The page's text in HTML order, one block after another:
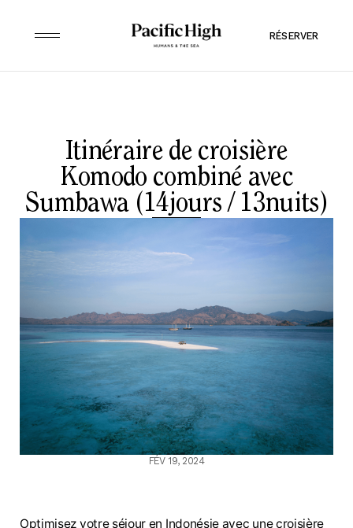
RÉSERVER
Itinéraire de croisière
Komodo combiné avec
Sumbawa (14jours / 13nuits)
FÉV 19, 2024
Optimisez votre séjour en Indonésie avec une croisière